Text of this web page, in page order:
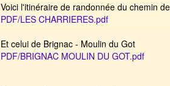
Voici l'itinéraire de randonnée du chemin
PDF/LES CHARRIERES.pdf
Et celui de Brignac - Moulin du Got
PDF/BRIGNAC MOULIN DU GOT.pdf